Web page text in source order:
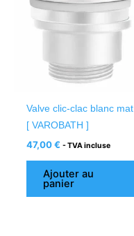
Valve clic-clac blanc mat
[ VAROBATH ]
47,00€ - TVA incluse
Ajouter au
panier